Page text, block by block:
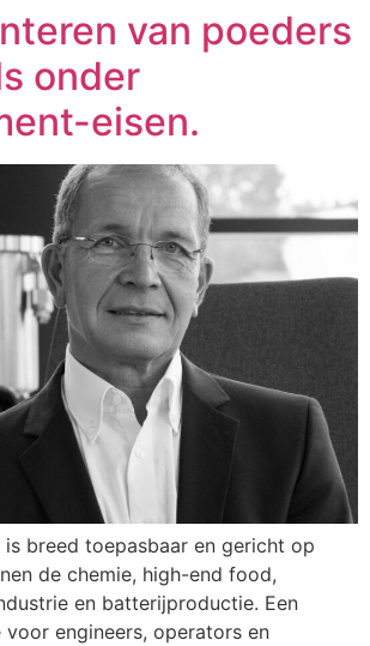
van poeders
onder
eisen.
is breed toepasbaar en gericht op
de chemie, high-end food,
en batterijproductie. Een
voor engineers, operators en